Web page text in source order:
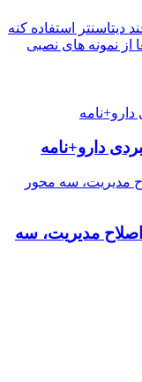
دیتاسنتر استفاده کنه
از نمونه های نصبی
دارو+نامه
مدیریت، سه